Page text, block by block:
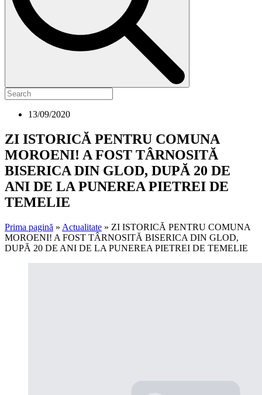
13/09/2020
ZI ISTORICĂ PENTRU COMUNA
MOROENI! A FOST TÂRNOSITĂ
BISERICA DIN GLOD, DUPĂ 20 DE
ANI DE LA PUNEREA PIETREI DE
TEMELIE
Prima pagină » Actualitate » ZI ISTORICĂ PENTRU COMUNA
MOROENI! A FOST TÂRNOSITĂ BISERICA DIN GLOD,
DUPĂ 20 DE ANI DE LA PUNEREA PIETREI DE TEMELIE